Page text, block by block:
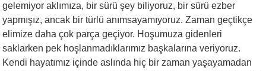
gelemiyor aklımıza, bir sürü şey biliyoruz, bir sürü ezber
yapmışız, ancak bir türlü anımsayamıyoruz. Zaman geçtikçe
elimize daha çok parça geçiyor. Hoşumuza gidenleri
saklarken pek hoşlanmadıklarımız başkalarına veriyoruz.
Kendi hayatımız içinde aslında hiç bir zaman yaşayamadan